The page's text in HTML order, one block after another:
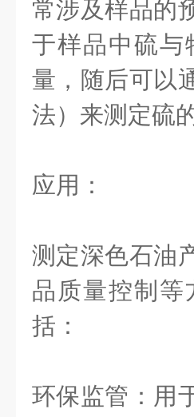
常涉及样品的
于样品中硫与
量，随后可以
法）来测定硫
应用：
测定深色石油
品质量控制等
括：
环保监管：用